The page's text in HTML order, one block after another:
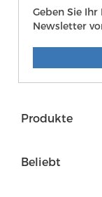
Geben Sie
Newsletter
Produkte
Beliebt